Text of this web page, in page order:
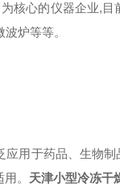
核心的仪器企业,
炉等等。
用于药品、生物
。 天津小型冷冻干